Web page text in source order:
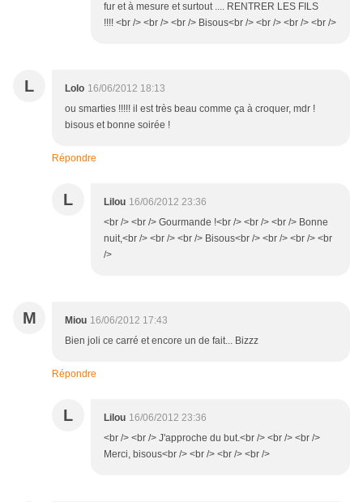
fur et à mesure et surtout .... RENTRER LES FILS
!!!! <br /> <br /> <br /> Bisous<br /> <br /> <br /> <br />
L Lolo 16/06/2012 18:13
ou smarties !!!!! il est très beau comme ça à croquer, mdr !
bisous et bonne soirée !
Répondre
L Lilou 16/06/2012 23:36
<br /> <br /> Gourmande !<br /> <br /> <br /> Bonne
nuit,<br /> <br /> <br /> Bisous<br /> <br /> <br /> <br
/>
M Miou 16/06/2012 17:43
Bien joli ce carré et encore un de fait... Bizzz
Répondre
L Lilou 16/06/2012 23:36
<br /> <br /> J'approche du but.<br /> <br /> <br />
Merci, bisous<br /> <br /> <br /> <br />